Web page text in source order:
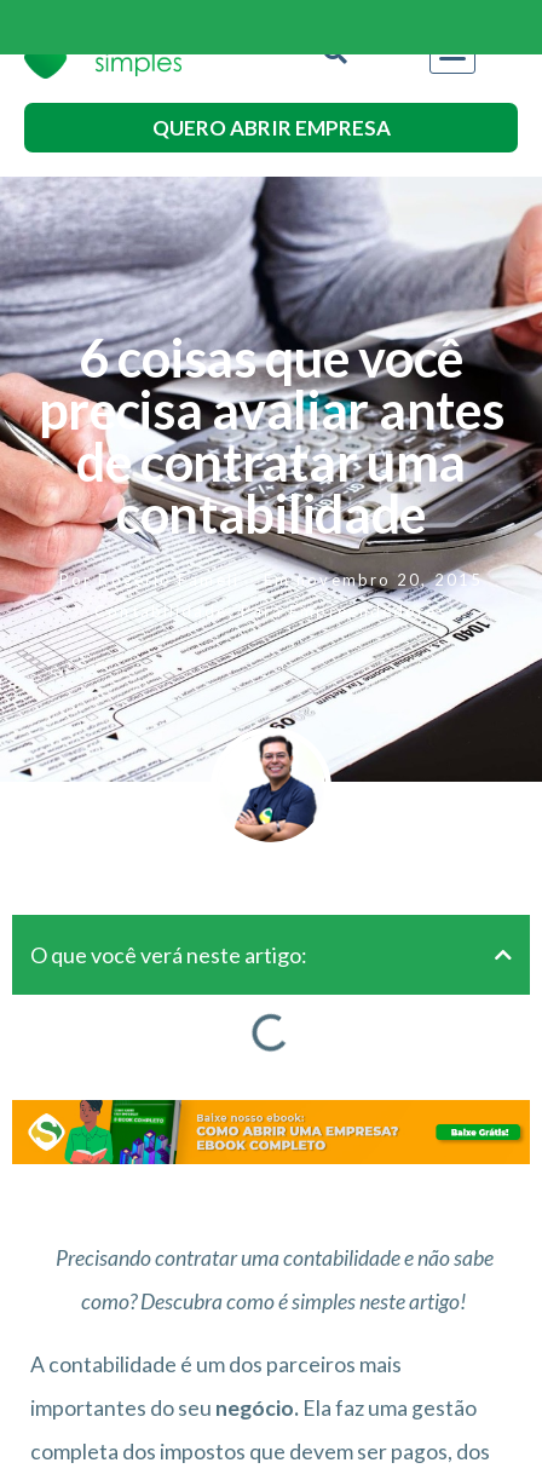
QUERO ABRIR EMPRESA
6 coisas que você
precisa avaliar antes
de contratar uma
contabilidade
PorRogerio Fameli Em novembro 20, 2015
Contabilidade,Para Empreendedores
O que você verá neste artigo:
Precisando contratar uma contabilidade e não sabe
como? Descubra como é simples neste artigo!
A contabilidade é um dos parceiros mais
importantes do seu negócio. Ela faz uma gestão
completa dos impostos que devem ser pagos, dos